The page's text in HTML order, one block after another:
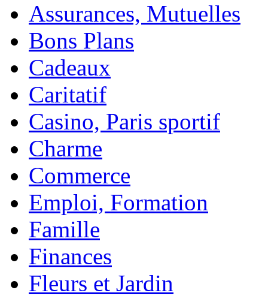
Assurances, Mutuelles
Bons Plans
Cadeaux
Caritatif
Casino, Paris sportif
Charme
Commerce
Emploi, Formation
Famille
Finances
Fleurs et Jardin